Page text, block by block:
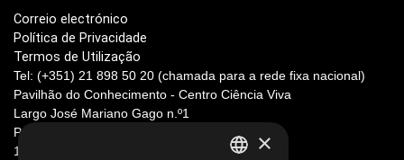
Correio electrónico
Política de Privacidade
Termos de Utilização
Tel: (+351) 21 898 50 20 (chamada para a rede fixa nacional)
Pavilhão do Conhecimento - Centro Ciência Viva
Largo José Mariano Gago n.º1
Parque das Nações
1990-073 Lisboa, Portugal
×